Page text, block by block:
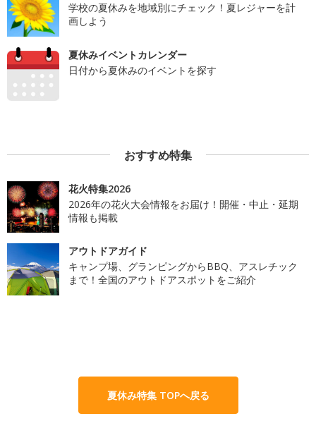
学校の夏休みを地域別にチェック！夏レジャーを計
画しよう
夏休みイベントカレンダー
日付から夏休みのイベントを探す
おすすめ特集
花火特集2026
2026年の花火大会情報をお届け！開催・中止・延期
情報も掲載
アウトドアガイド
キャンプ場、グランピングからBBQ、アスレチック
まで！全国のアウトドアスポットをご紹介
夏休み特集 TOPへ戻る